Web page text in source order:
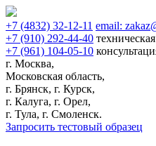
+7 (4832) 32-12-11 email:
+7 (910) 292-44-40
+7 (961) 104-05-10
г. Москва,
Московская область,
г. Брянск, г. Курск,
г. Калуга, г. Орел,
г. Тула, г. Смоленск.
Запросить тестовый образец